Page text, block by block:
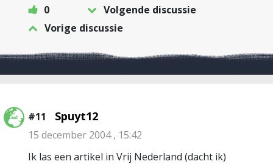
0
Volgende discussie
Vorige discussie
#11 Spuyt12
15 december 2004 , 15:42
Ik las een artikel in Vrij Nederland (dacht ik)